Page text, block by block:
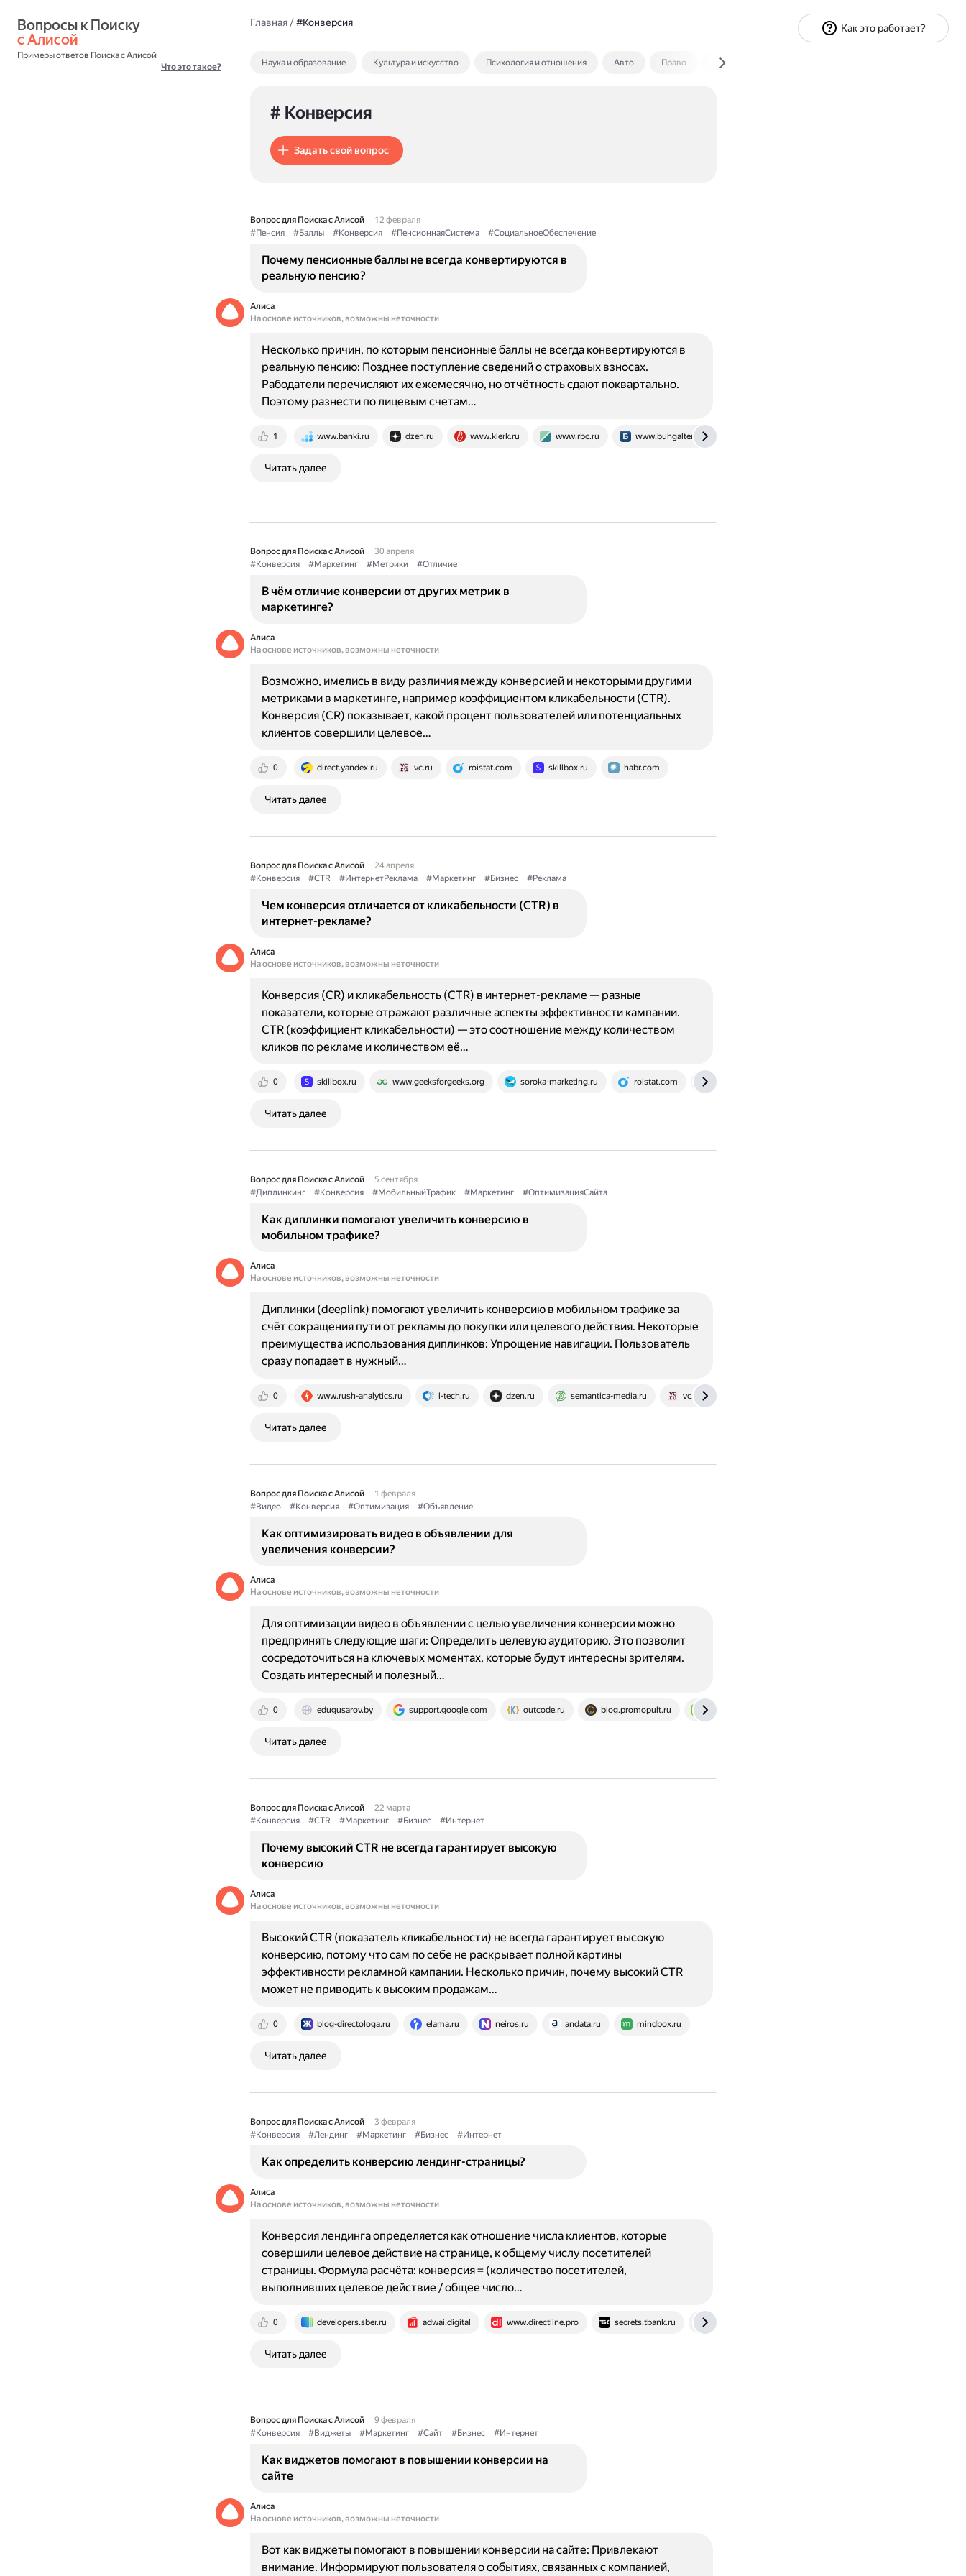
с Алисой
Примеры ответов Поиска с Алисой
Что это такое?
Главная/#Конверсия
Наука и образование Культура и искусство Психология и отношения Авто Право Экономика и финансы
# Конверсия
Задать свой вопрос
Вопрос для Поиска с Алисой
12 февраля
#Пенсия
#Баллы #Конверсия #ПенсионнаяСистема #СоциальноеОбеспечение
Почему пенсионные баллы не всегда конвертируются в
реальную пенсию?
Алиса
На основе источников, возможны неточности
1 www.banki.ru dzen.ru www.klerk.ru www.rbc.ru www.buhgalteria.ru
Несколько причин, по которым пенсионные баллы не всегда конвертируются в
реальную пенсию: Позднее поступление сведений о страховых взносах.
Рабодатели перечисляют их ежемесячно, но отчётность сдают поквартально.
Поэтому разнести по лицевым счетам…
Читать далее
Вопрос для Поиска с Алисой
30 апреля
#Конверсия
#Маркетинг #Метрики #Отличие
В чём отличие конверсии от других метрик в
маркетинге?
Алиса
На основе источников, возможны неточности
0 direct.yandex.ru vc.ru roistat.com skillbox.ru habr.com
Возможно, имелись в виду различия между конверсией и некоторыми другими
метриками в маркетинге, например коэффициентом кликабельности (CTR).
Конверсия (CR) показывает, какой процент пользователей или потенциальных
клиентов совершили целевое…
Читать далее
Вопрос для Поиска с Алисой
24 апреля
#Конверсия
#CTR #ИнтернетРеклама #Маркетинг #Бизнес #Реклама
Чем конверсия отличается от кликабельности (CTR) в
интернет-рекламе?
Алиса
На основе источников, возможны неточности
0 skillbox.ru www.geeksforgeeks.org soroka-marketing.ru roistat.com
Конверсия (CR) и кликабельность (CTR) в интернет-рекламе — разные
показатели, которые отражают различные аспекты эффективности кампании.
CTR (коэффициент кликабельности) — это соотношение между количеством
кликов по рекламе и количеством её…
Читать далее
Вопрос для Поиска с Алисой
5 сентября
#Диплинкинг
#Конверсия #МобильныйТрафик #Маркетинг #ОптимизацияСайта
Как диплинки помогают увеличить конверсию в
мобильном трафике?
Алиса
На основе источников, возможны неточности
0 www.rush-analytics.ru l-tech.ru dzen.ru semantica-media.ru vc.ru
Диплинки (deeplink) помогают увеличить конверсию в мобильном трафике за
счёт сокращения пути от рекламы до покупки или целевого действия. Некоторые
преимущества использования диплинков: Упрощение навигации. Пользователь
сразу попадает в нужный…
Читать далее
Вопрос для Поиска с Алисой
1 февраля
#Видео
#Конверсия #Оптимизация #Объявление
Как оптимизировать видео в объявлении для
увеличения конверсии?
Алиса
На основе источников, возможны неточности
0 edugusarov.by support.google.com outcode.ru blog.promopult.ru rating-gamedev.ru
Для оптимизации видео в объявлении с целью увеличения конверсии можно
предпринять следующие шаги: Определить целевую аудиторию. Это позволит
сосредоточиться на ключевых моментах, которые будут интересны зрителям.
Создать интересный и полезный…
Читать далее
Вопрос для Поиска с Алисой
22 марта
#Конверсия
#CTR #Маркетинг #Бизнес #Интернет
Почему высокий CTR не всегда гарантирует высокую
конверсию
Алиса
На основе источников, возможны неточности
0 blog-directologa.ru elama.ru neiros.ru andata.ru mindbox.ru
Высокий CTR (показатель кликабельности) не всегда гарантирует высокую
конверсию, потому что сам по себе не раскрывает полной картины
эффективности рекламной кампании. Несколько причин, почему высокий CTR
может не приводить к высоким продажам…
Читать далее
Вопрос для Поиска с Алисой
3 февраля
#Конверсия
#Лендинг #Маркетинг #Бизнес #Интернет
Как определить конверсию лендинг-страницы?
Алиса
На основе источников, возможны неточности
0 developers.sber.ru adwai.digital www.directline.pro secrets.tbank.ru
Конверсия лендинга определяется как отношение числа клиентов, которые
совершили целевое действие на странице, к общему числу посетителей
страницы. Формула расчёта: конверсия = (количество посетителей,
выполнивших целевое действие / общее число…
Читать далее
Вопрос для Поиска с Алисой
9 февраля
#Конверсия
#Виджеты #Маркетинг #Сайт #Бизнес #Интернет
Как виджетов помогают в повышении конверсии на
сайте
Алиса
На основе источников, возможны неточности
Вот как виджеты помогают в повышении конверсии на сайте: Привлекают
внимание. Информируют пользователя о событиях, связанных с компанией,
Как это работает?